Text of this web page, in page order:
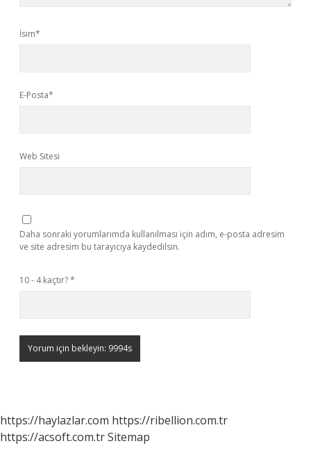
İsim*
E-Posta*
Web Sitesi
Daha sonraki yorumlarımda kullanılması için adım, e-posta adresim
ve site adresim bu tarayıcıya kaydedilsin.
10 - 4 kaçtır?*
https://haylazlar.com https://ribellion.com.tr
https://acsoft.com.trSitemap